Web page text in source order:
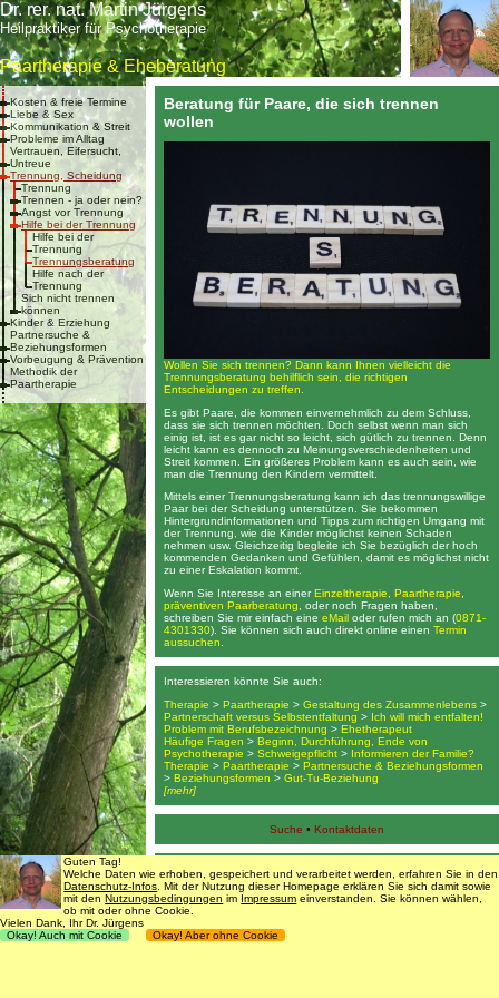
Dr. rer. nat. Martin Jürgens
Heilpraktiker für Psychotherapie
Paartherapie & Eheberatung
Kosten & freie Termine
Liebe & Sex
Kommunikation & Streit
Probleme im Alltag
Vertrauen, Eifersucht,
Untreue
Trennung, Scheidung
Trennung
Trennen - ja oder nein?
Angst vor Trennung
Hilfe bei der Trennung
Hilfe bei der
Trennung
Trennungsberatung
Hilfe nach der
Trennung
Sich nicht trennen
können
Kinder & Erziehung
Partnersuche &
Beziehungsformen
Vorbeugung & Prävention
Methodik der
Paartherapie
Beratung für Paare, die sich trennen
wollen
Wollen Sie sich trennen? Dann kann Ihnen vielleicht die
Trennungsberatung behilflich sein, die richtigen
Entscheidungen zu treffen.
Es gibt Paare, die kommen einvernehmlich zu dem Schluss,
dass sie sich trennen möchten. Doch selbst wenn man sich
einig ist, ist es gar nicht so leicht, sich gütlich zu trennen. Denn
leicht kann es dennoch zu Meinungsverschiedenheiten und
Streit kommen. Ein größeres Problem kann es auch sein, wie
man die Trennung den Kindern vermittelt.
Mittels einer Trennungsberatung kann ich das trennungswillige
Paar bei der Scheidung unterstützen. Sie bekommen
Hintergrundinformationen und Tipps zum richtigen Umgang mit
der Trennung, wie die Kinder möglichst keinen Schaden
nehmen usw. Gleichzeitig begleite ich Sie bezüglich der hoch
kommenden Gedanken und Gefühlen, damit es möglichst nicht
zu einer Eskalation kommt.
Wenn Sie Interesse an einerEinzeltherapie Paartherapie
präventiven Paarberatung , oder noch Fragen haben,
schreiben Sie mir einfach eine eMail oder rufen mich an (0871-
4301330). Sie können sich auch direkt online einen Termin
aussuchen
Interessieren könnte Sie auch:
Therapie > Paartherapie > Gestaltung des Zusammenlebens >
Partnerschaft versus Selbstentfaltung > Ich will mich entfalten!
Problem mit Berufsbezeichnung > Ehetherapeut
Häufige Fragen > Beginn, Durchführung, Ende von
Psychotherapie > Schweigepflicht > Informieren der Familie?
Therapie > Paartherapie > Partnersuche & Beziehungsformen
> Beziehungsformen > Gut-Tu-Beziehung
[mehr]
Suche • Kontaktdaten
Datenschutz Impressum & Nutzungsbedingungen
© 1998 - 2016Dr. rer. nat. Martin Jürgens . All Rights Reserved.
Guten Tag!
Welche Daten wie erhoben, gespeichert und verarbeitet werden, erfahren Sie in den
Datenschutz-Infos . Mit der Nutzung dieser Homepage erklären Sie sich damit sowie
mit denNutzungsbedingungen im Impressum einverstanden. Sie können wählen,
ob mit oder ohne Cookie.
Vielen Dank, Ihr Dr. Jürgens
Okay! Auch mit Cookie
Okay! Aber ohne Cookie